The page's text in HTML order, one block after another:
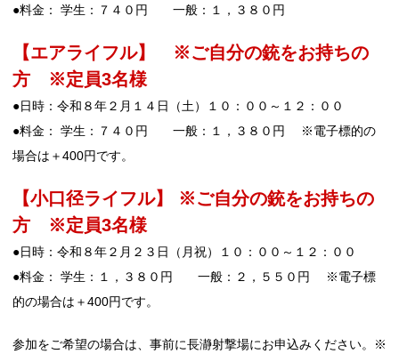
●料金： 学生：７４０円 一般：１，３８０円
【エアライフル】 ※ご自分の銃をお持ちの
方 ※定員3名様
●日時：令和８年２月１４日（土）１０：００～１２：００
●料金： 学生：７４０円 一般：１，３８０円 ※電子標的の
場合は＋400円です。
【小口径ライフル】 ※ご自分の銃をお持ちの
方 ※定員3名様
●日時：令和８年２月２３日（月祝）１０：００～１２：００
●料金： 学生：１，３８０円 一般：２，５５０円 ※電子標
的の場合は＋400円です。
参加をご希望の場合は、事前に長瀞射撃場にお申込みください。※